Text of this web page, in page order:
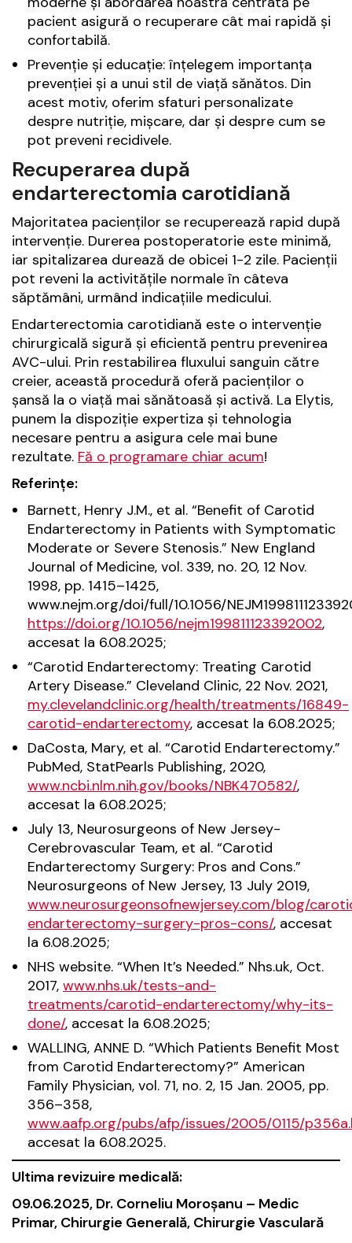
pacient asigură o recuperare cât mai rapidă și
confortabilă.
Prevenție și educație: înțelegem importanța
prevenției și a unui stil de viață sănătos. Din
acest motiv, oferim sfaturi personalizate
despre nutriție, mișcare, dar și despre cum se
pot preveni recidivele.
Recuperarea după
endarterectomia carotidiană
Majoritatea pacienților se recuperează rapid după
intervenție. Durerea postoperatorie este minimă,
iar spitalizarea durează de obicei 1-2 zile. Pacienții
pot reveni la activitățile normale în câteva
săptămâni, urmând indicațiile medicului.
Endarterectomia carotidiană este o intervenție
chirurgicală sigură și eficientă pentru prevenirea
AVC-ului. Prin restabilirea fluxului sanguin către
creier, această procedură oferă pacienților o
șansă la o viață mai sănătoasă și activă. La Elytis,
punem la dispoziție expertiza și tehnologia
necesare pentru a asigura cele mai bune
rezultate. Fă o programare chiar acum!
Referințe:
Barnett, Henry J.M., et al. “Benefit of Carotid
Endarterectomy in Patients with Symptomatic
Moderate or Severe Stenosis.” New England
Journal of Medicine, vol. 339, no. 20, 12 Nov.
1998, pp. 1415–1425,
www.nejm.org/doi/full/10.1056/
https://doi.org/10.1056/nejm199811123392002,
accesat la 6.08.2025;
“Carotid Endarterectomy: Treating Carotid
Artery Disease.” Cleveland Clinic, 22 Nov. 2021,
my.clevelandclinic.org/health/treatments/16849-
carotid-endarterectomy, accesat la 6.08.2025;
DaCosta, Mary, et al. “Carotid Endarterectomy.”
PubMed, StatPearls Publishing, 2020,
www.ncbi.nlm.nih.gov/books/NBK470582/,
accesat la 6.08.2025;
July 13, Neurosurgeons of New Jersey-
Cerebrovascular Team, et al. “Carotid
Endarterectomy Surgery: Pros and Cons.”
Neurosurgeons of New Jersey, 13 July 2019,
www.neurosurgeonsofnewjersey.com/blog/
endarterectomy-surgery-pros-cons/, accesat
la 6.08.2025;
NHS website. “When It’s Needed.” Nhs.uk, Oct.
2017, www.nhs.uk/tests-and-
treatments/carotid-endarterectomy/why-its-
done/, accesat la 6.08.2025;
WALLING, ANNE D. “Which Patients Benefit Most
from Carotid Endarterectomy?” American
Family Physician, vol. 71, no. 2, 15 Jan. 2005, pp.
356–358,
www.aafp.org/pubs/afp/issues/2005/0115/
accesat la 6.08.2025.
Ultima revizuire medicală:
09.06.2025, Dr. Corneliu Moroșanu – Medic
Primar, Chirurgie Generală, Chirurgie Vasculară